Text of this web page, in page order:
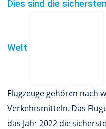
Dies sind die
Welt
Flugzeuge gehören nach
Verkehrsmitteln. Das
das Jahr 2022 die